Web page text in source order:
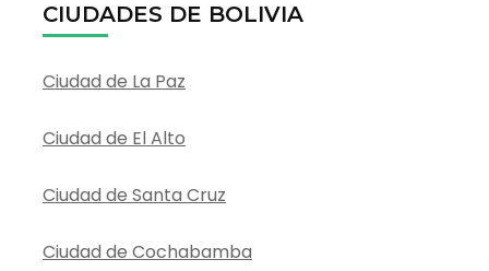
CIUDADES DE BOLIVIA
Ciudad de La Paz
Ciudad de El Alto
Ciudad de Santa Cruz
Ciudad de Cochabamba